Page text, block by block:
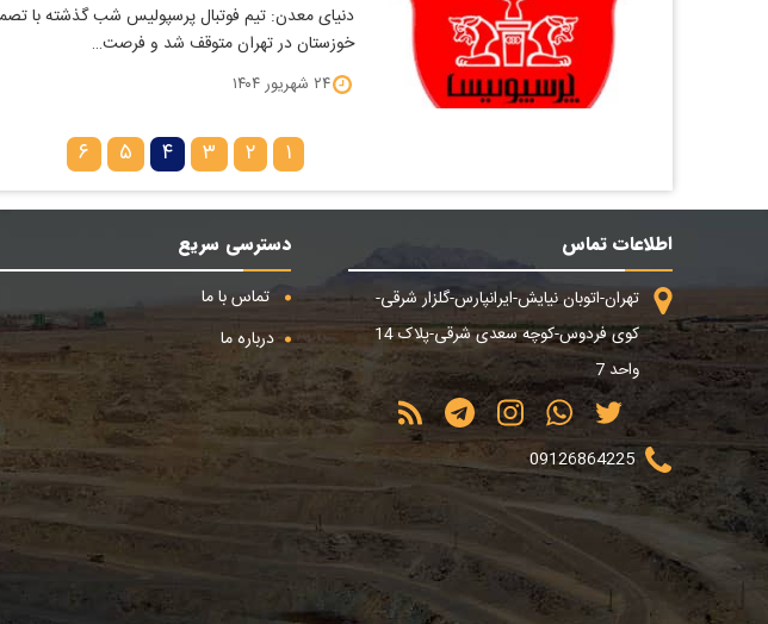
دنیای معدن: تیم فوتبال پرسپولیس شب گذشته با
خوزستان در تهران متوقف شد و فرصت…
۲۴ شهریور ۱۴۰۴
۱ ۲ ۳ ۴ ۵ ۶
اطلاعات تماس
تهران-اتوبان نیایش-ایرانپارس-گلزار شرقی-
کوی فردوس-کوچه سعدی شرقی-پلاک 14
واحد 7
09126864225
دسترسی سریع
تماس با ما
درباره ما